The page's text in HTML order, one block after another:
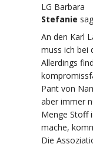
LG Barbara
Stefanie
An den Karl
muss ich bei
Allerdings
Pant von
aber immer
Menge Stoff
mache,
Die